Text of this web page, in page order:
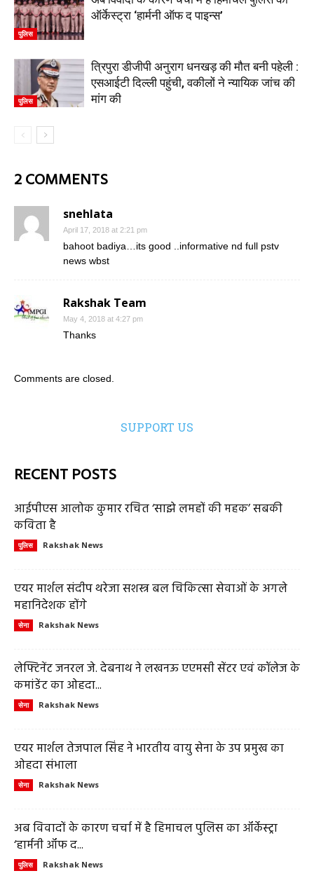
पुलिस
ऑर्केस्ट्रा ‘हार्मनी ऑफ द पाइन्स’
पुलिस
त्रिपुरा डीजीपी अनुराग धनखड़ की मौत बनी पहेली :
एसआईटी दिल्ली पहुंची, वकीलों ने न्यायिक जांच की
मांग की
2 COMMENTS
snehlata
April 17, 2018 at 2:21 pm
bahoot badiya…its good ..informative nd full pstv
news wbst
Rakshak Team
May 4, 2018 at 4:27 pm
Thanks
Comments are closed.
SUPPORT US
RECENT POSTS
आईपीएस आलोक कुमार रचित ‘साझे लमहों की महक’ सबकी
कविता है
पुलिस Rakshak News
एयर मार्शल संदीप थरेजा सशस्त्र बल चिकित्सा सेवाओं के अगले
महानिदेशक होंगे
सेना Rakshak News
लेफ्टिनेंट जनरल जे. देबनाथ ने लखनऊ एएमसी सेंटर एवं कॉलेज के
कमांडेंट का ओहदा...
सेना Rakshak News
एयर मार्शल तेजपाल सिंह ने भारतीय वायु सेना के उप प्रमुख का
ओहदा संभाला
सेना Rakshak News
अब विवादों के कारण चर्चा में है हिमाचल पुलिस का ऑर्केस्ट्रा
‘हार्मनी ऑफ द...
पुलिस Rakshak News